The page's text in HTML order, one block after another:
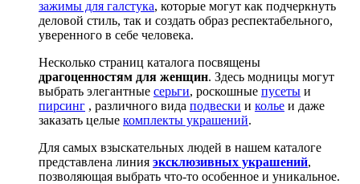
зажимы для галстука, которые могут как подчеркнуть
деловой стиль, так и создать образ респектабельного,
уверенного в себе человека.
Несколько страниц каталога посвящены
драгоценностям для женщин. Здесь модницы могут
выбрать элегантные серьги, роскошные пусеты и
пирсинг , различного вида подвески и колье и даже
заказать целые комплекты украшений.
Для самых взыскательных людей в нашем каталоге
представлена линия эксклюзивных украшений,
позволяющая выбрать что-то особенное и уникальное.